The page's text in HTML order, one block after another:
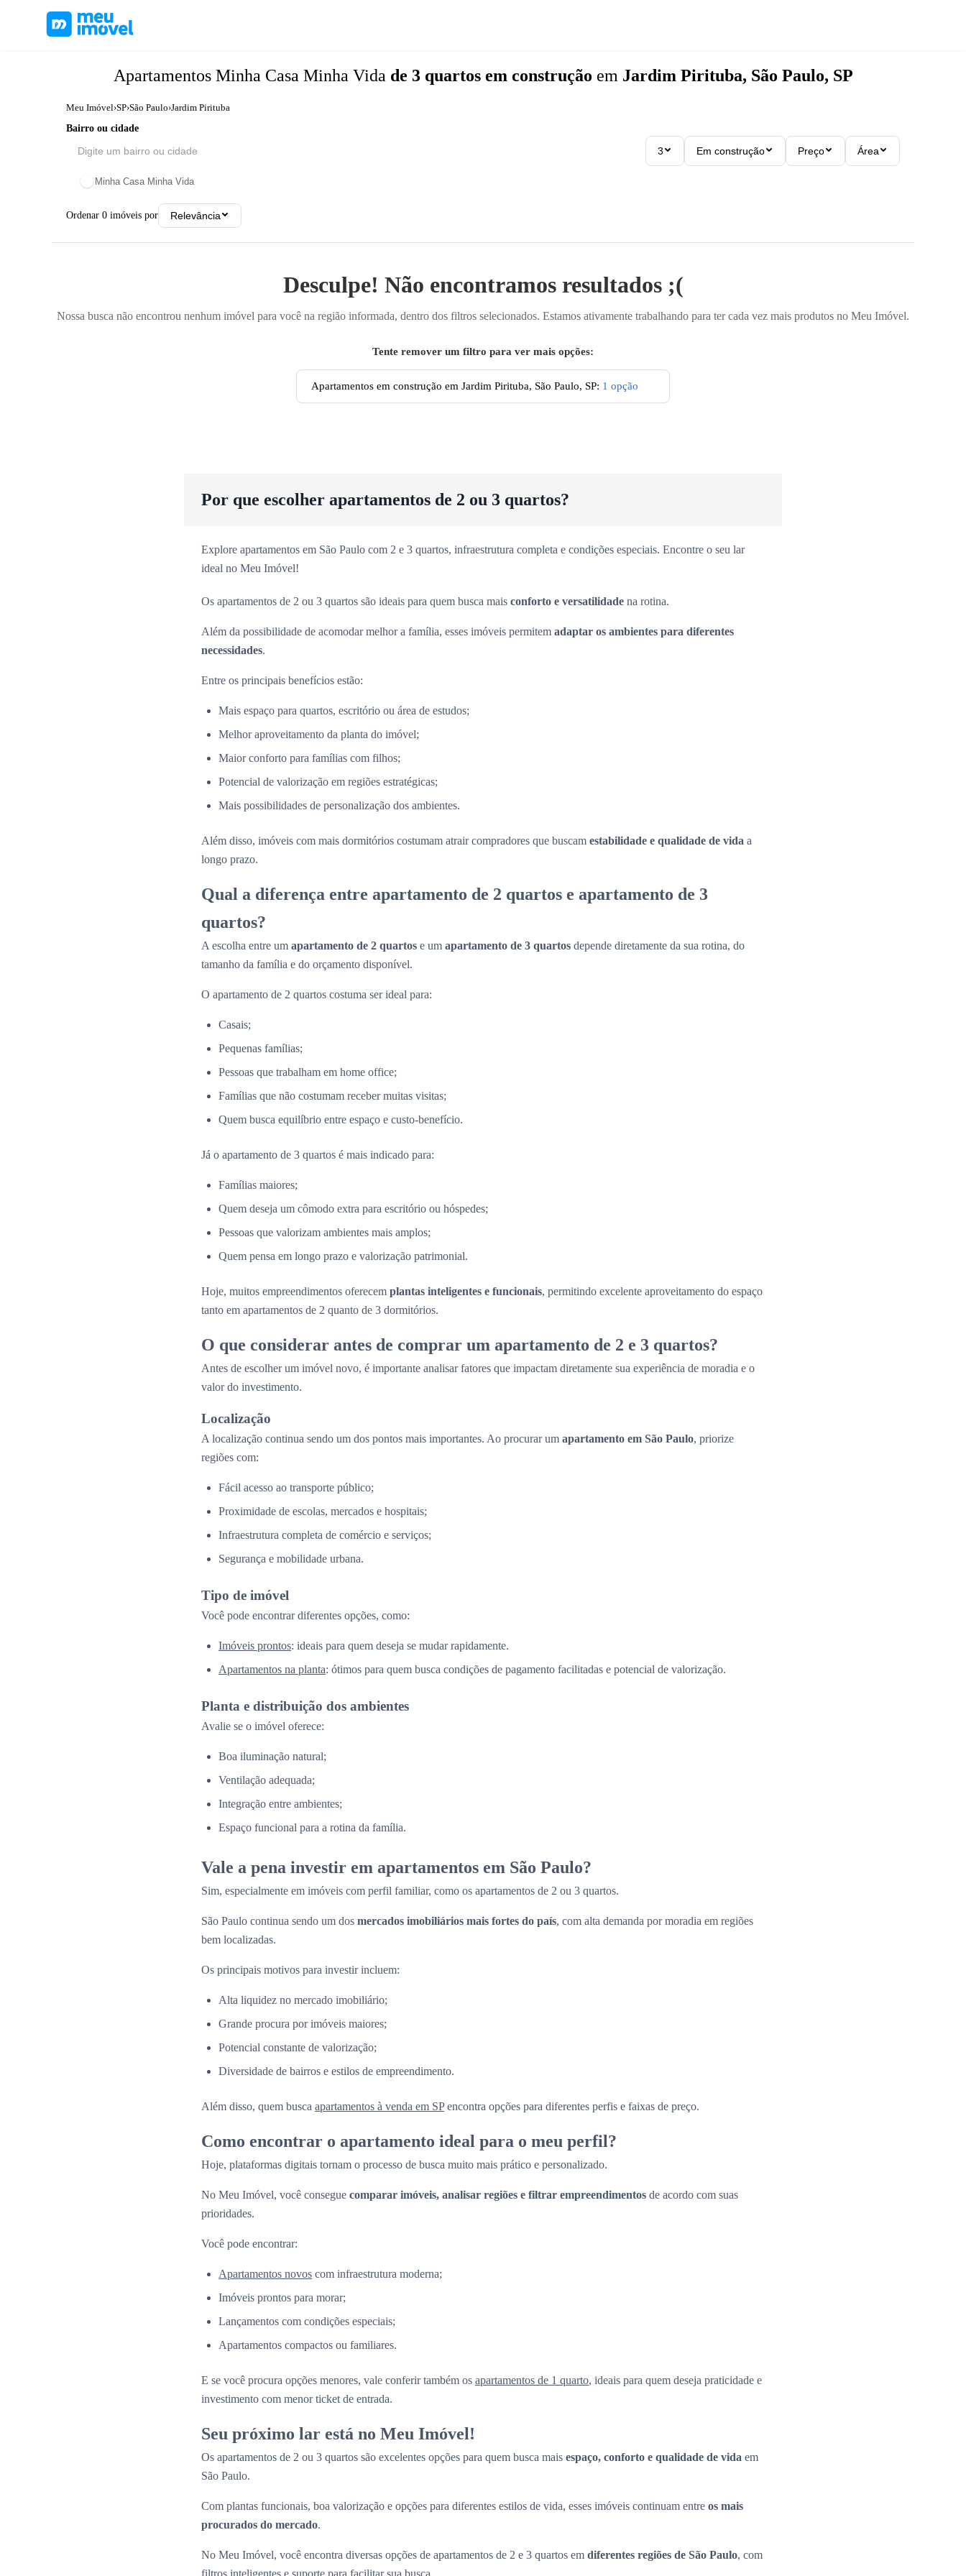
Apartamentos Minha Casa Minha Vida de 3 quartos em construção em Jardim Pirituba, São Paulo, SP
Meu Imóvel›SP›São Paulo›Jardim Pirituba
Bairro ou cidade
3 Em construção Preço Área
Minha Casa Minha Vida
Ordenar 0 imóveis por Relevância
Desculpe! Não encontramos resultados ;(
Nossa busca não encontrou nenhum imóvel para você na região informada, dentro dos filtros selecionados. Estamos ativamente trabalhando para ter cada vez mais produtos no Meu Imóvel.
Tente remover um filtro para ver mais opções:
Apartamentos em construção em Jardim Pirituba, São Paulo, SP: 1 opção
Por que escolher apartamentos de 2 ou 3 quartos?
Explore apartamentos em São Paulo com 2 e 3 quartos, infraestrutura completa e condições especiais. Encontre o seu lar
ideal no Meu Imóvel!
Os apartamentos de 2 ou 3 quartos são ideais para quem busca mais conforto e versatilidade na rotina.
Além da possibilidade de acomodar melhor a família, esses imóveis permitem adaptar os ambientes para diferentes
necessidades.
Entre os principais benefícios estão:
Mais espaço para quartos, escritório ou área de estudos;
Melhor aproveitamento da planta do imóvel;
Maior conforto para famílias com filhos;
Potencial de valorização em regiões estratégicas;
Mais possibilidades de personalização dos ambientes.
Além disso, imóveis com mais dormitórios costumam atrair compradores que buscam estabilidade e qualidade de vida a
longo prazo.
Qual a diferença entre apartamento de 2 quartos e apartamento de 3
quartos?
A escolha entre um apartamento de 2 quartos e um apartamento de 3 quartos depende diretamente da sua rotina, do
tamanho da família e do orçamento disponível.
O apartamento de 2 quartos costuma ser ideal para:
Casais;
Pequenas famílias;
Pessoas que trabalham em home office;
Famílias que não costumam receber muitas visitas;
Quem busca equilíbrio entre espaço e custo-benefício.
Já o apartamento de 3 quartos é mais indicado para:
Famílias maiores;
Quem deseja um cômodo extra para escritório ou hóspedes;
Pessoas que valorizam ambientes mais amplos;
Quem pensa em longo prazo e valorização patrimonial.
Hoje, muitos empreendimentos oferecem plantas inteligentes e funcionais, permitindo excelente aproveitamento do espaço
tanto em apartamentos de 2 quanto de 3 dormitórios.
O que considerar antes de comprar um apartamento de 2 e 3 quartos?
Antes de escolher um imóvel novo, é importante analisar fatores que impactam diretamente sua experiência de moradia e o
valor do investimento.
Localização
A localização continua sendo um dos pontos mais importantes. Ao procurar um apartamento em São Paulo, priorize
regiões com:
Fácil acesso ao transporte público;
Proximidade de escolas, mercados e hospitais;
Infraestrutura completa de comércio e serviços;
Segurança e mobilidade urbana.
Tipo de imóvel
Você pode encontrar diferentes opções, como:
Imóveis prontos: ideais para quem deseja se mudar rapidamente.
Apartamentos na planta: ótimos para quem busca condições de pagamento facilitadas e potencial de valorização.
Planta e distribuição dos ambientes
Avalie se o imóvel oferece:
Boa iluminação natural;
Ventilação adequada;
Integração entre ambientes;
Espaço funcional para a rotina da família.
Vale a pena investir em apartamentos em São Paulo?
Sim, especialmente em imóveis com perfil familiar, como os apartamentos de 2 ou 3 quartos.
São Paulo continua sendo um dos mercados imobiliários mais fortes do país, com alta demanda por moradia em regiões
bem localizadas.
Os principais motivos para investir incluem:
Alta liquidez no mercado imobiliário;
Grande procura por imóveis maiores;
Potencial constante de valorização;
Diversidade de bairros e estilos de empreendimento.
Além disso, quem busca apartamentos à venda em SPencontra opções para diferentes perfis e faixas de preço.
Como encontrar o apartamento ideal para o meu perfil?
Hoje, plataformas digitais tornam o processo de busca muito mais prático e personalizado.
No Meu Imóvel, você consegue comparar imóveis, analisar regiões e filtrar empreendimentos de acordo com suas
prioridades.
Você pode encontrar:
Apartamentos novos com infraestrutura moderna;
Imóveis prontos para morar;
Lançamentos com condições especiais;
Apartamentos compactos ou familiares.
E se você procura opções menores, vale conferir também os apartamentos de 1 quarto, ideais para quem deseja praticidade e
investimento com menor ticket de entrada.
Seu próximo lar está no Meu Imóvel!
Os apartamentos de 2 ou 3 quartos são excelentes opções para quem busca mais espaço, conforto e qualidade de vida em
São Paulo.
Com plantas funcionais, boa valorização e opções para diferentes estilos de vida, esses imóveis continuam entre os mais
procurados do mercado.
No Meu Imóvel, você encontra diversas opções de apartamentos de 2 e 3 quartos em diferentes regiões de São Paulo, com
filtros inteligentes e suporte para facilitar sua busca.